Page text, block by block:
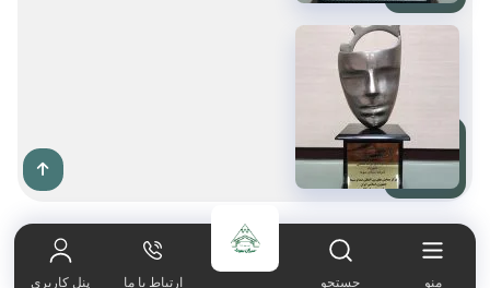
صفحه اصلی
021-65606180
منو جستجو ارتباط با ما پنل کاربری